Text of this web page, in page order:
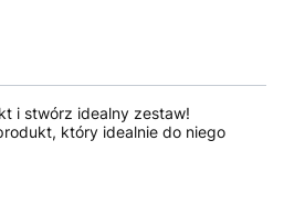
i stwórz idealny zestaw!
który idealnie do niego